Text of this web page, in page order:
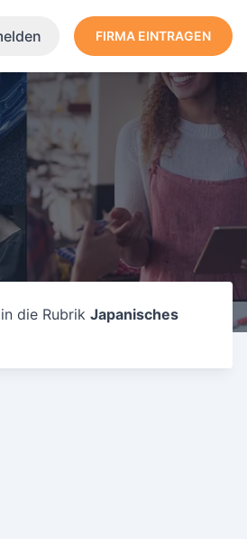
FIRMA EINTRAGEN
die Rubrik Japanisches